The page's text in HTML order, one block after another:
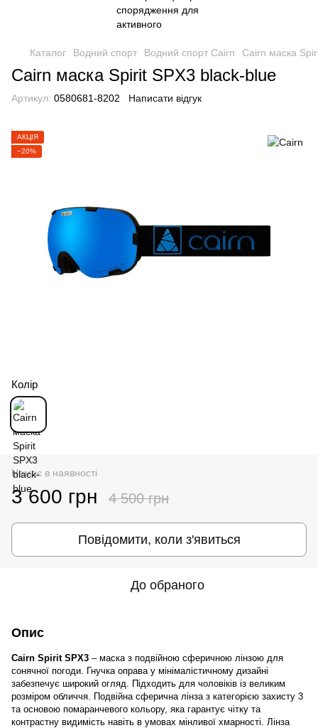
Каталог Водний спорт Водний спорт Cairn Cairn маска
Cairn маска Spirit SPX3 black-blue
Артикул: 0580681-8202 Написати відгук
АКЦІЯ
−20%
Колір
Немає в наявності
3 600 грн 4 500 грн
Повідомити, коли з'явиться
До обраного
Опис
Cairn Spirit SPX3 – маска з подвійною сферичною лінзою для
сонячної погоди. Гнучка оправа у мінімалістичному дизайні
забезпечує широкий огляд. Підходить для чоловіків із великим
розміром обличчя. Подвійна сферична лінза з категорією захисту 3
та основою помаранчевого кольору, яка гарантує чітку та
контрастну видимість навіть в умовах мінливої хмарності. Лінза